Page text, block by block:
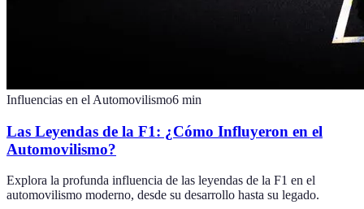
Influencias en el Automovilismo6 min
Las Leyendas de la F1: ¿Cómo Influyeron en el
Automovilismo?
Explora la profunda influencia de las leyendas de la F1 en el
automovilismo moderno, desde su desarrollo hasta su legado.